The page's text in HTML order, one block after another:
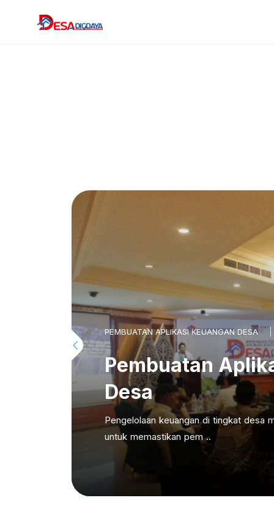
PEMBUATAN APLIKASI KEUANGAN DESA
Pembuatan
Desa
Pengelolaan keuangan di tingkat desa
untuk memastikan pem ..